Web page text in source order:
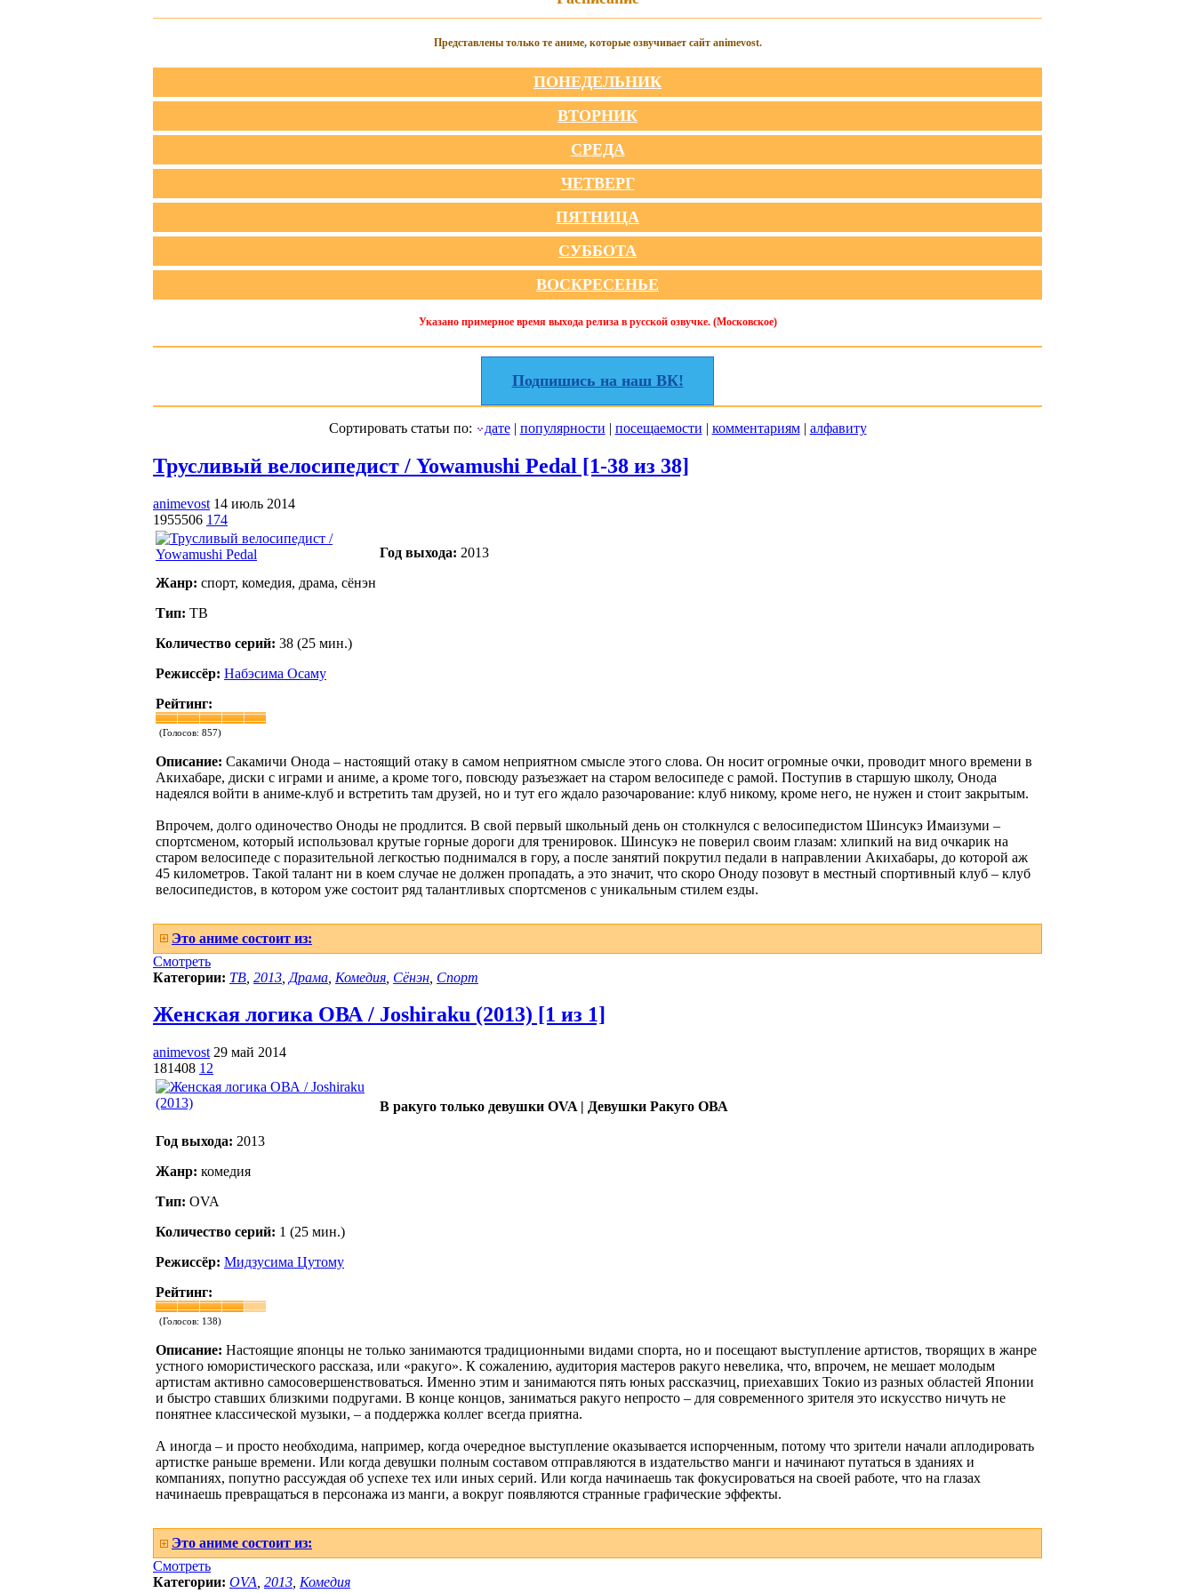
Представлены только те аниме, которые озвучивает сайт animevost.
ПОНЕДЕЛЬНИК
ВТОРНИК
СРЕДА
ЧЕТВЕРГ
ПЯТНИЦА
СУББОТА
ВОСКРЕСЕНЬЕ
Указано примерное время выхода релиза в русской озвучке. (Московское)
Подпишись на наш ВК!
Сортировать статьи по: дате| популярности | посещаемости | комментариям| алфавиту
Трусливый велосипедист / Yowamushi Pedal [1-38 из 38]
animevost 14 июль 2014
1955506 174
Год выхода: 2013
Жанр: спорт, комедия, драма, сёнэн
Тип: ТВ
Количество серий: 38 (25 мин.)
Режиссёр: Набэсима Осаму
Рейтинг:
(Голосов: 857)
Описание: Сакамичи Онода – настоящий отаку в самом неприятном смысле этого слова. Он носит огромные очки, проводит много времени в
Акихабаре, диски с играми и аниме, а кроме того, повсюду разъезжает на старом велосипеде с рамой. Поступив в старшую школу, Онода
надеялся войти в аниме-клуб и встретить там друзей, но и тут его ждало разочарование: клуб никому, кроме него, не нужен и стоит закрытым.
Впрочем, долго одиночество Оноды не продлится. В свой первый школьный день он столкнулся с велосипедистом Шинсукэ Имаизуми –
спортсменом, который использовал крутые горные дороги для тренировок. Шинсукэ не поверил своим глазам: хлипкий на вид очкарик на
старом велосипеде с поразительной легкостью поднимался в гору, а после занятий покрутил педали в направлении Акихабары, до которой аж
45 километров. Такой талант ни в коем случае не должен пропадать, а это значит, что скоро Оноду позовут в местный спортивный клуб – клуб
велосипедистов, в котором уже состоит ряд талантливых спортсменов с уникальным стилем езды.
Это аниме состоит из:
Смотреть
Категории: ТВ 2013 Драма Комедия Сёнэн Спорт
Женская логика ОВА / Joshiraku (2013) [1 из 1]
animevost 29 май 2014
181408 12
В ракуго только девушки OVA | Девушки Ракуго ОВА
Год выхода: 2013
Жанр: комедия
Тип: OVA
Количество серий: 1 (25 мин.)
Режиссёр: Мидзусима Цутому
Рейтинг:
(Голосов: 138)
Описание: Настоящие японцы не только занимаются традиционными видами спорта, но и посещают выступление артистов, творящих в жанре
устного юмористического рассказа, или «ракуго». К сожалению, аудитория мастеров ракуго невелика, что, впрочем, не мешает молодым
артистам активно самосовершенствоваться. Именно этим и занимаются пять юных рассказчиц, приехавших Токио из разных областей Японии
и быстро ставших близкими подругами. В конце концов, заниматься ракуго непросто – для современного зрителя это искусство ничуть не
понятнее классической музыки, – а поддержка коллег всегда приятна.
А иногда – и просто необходима, например, когда очередное выступление оказывается испорченным, потому что зрители начали аплодировать
артистке раньше времени. Или когда девушки полным составом отправляются в издательство манги и начинают путаться в зданиях и
компаниях, попутно рассуждая об успехе тех или иных серий. Или когда начинаешь так фокусироваться на своей работе, что на глазах
начинаешь превращаться в персонажа из манги, а вокруг появляются странные графические эффекты.
Это аниме состоит из:
Смотреть
Категории: OVA 2013 Комедия